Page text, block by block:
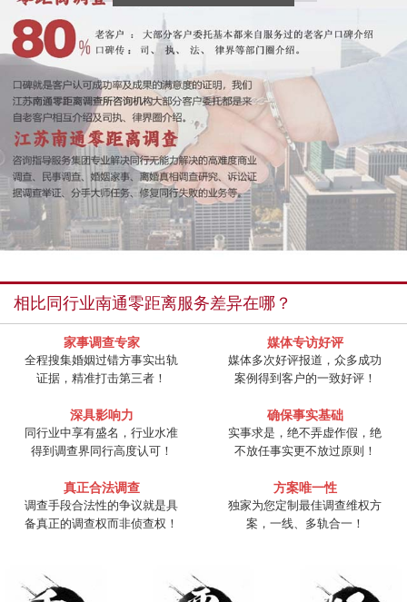
相比同行业南通零距离服务差异在哪？
家事调查专家
全程搜集婚姻过错方事实出轨
证据，精准打击第三者！
媒体专访好评
媒体多次好评报道，众多成功
案例得到客户的一致好评！
深具影响力
同行业中享有盛名，行业水准
得到调查界同行高度认可！
确保事实基础
实事求是，绝不弄虚作假，绝
不放任事实更不放过原则！
真正合法调查
调查手段合法性的争议就是具
备真正的调查权而非侦查权！
方案唯一性
独家为您定制最佳调查维权方
案，一线、多轨合一！